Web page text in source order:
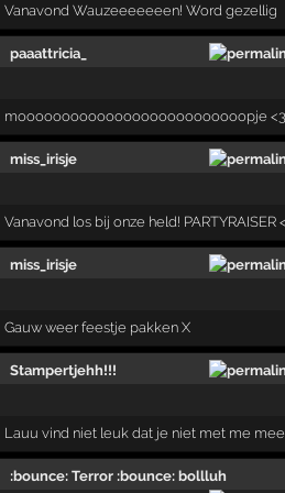
Vanavond Wauzeeeeeeen! Word gezellig
paaattricia_
moooooooooooooooooooooooooopje <3
miss_irisje
Vanavond los bij onze held! PARTYRAISER
miss_irisje
Gauw weer feestje pakken X
Stampertjehh!!!
Lauu vind niet leuk dat je niet met me
:bounce: Terror :bounce: bollluh